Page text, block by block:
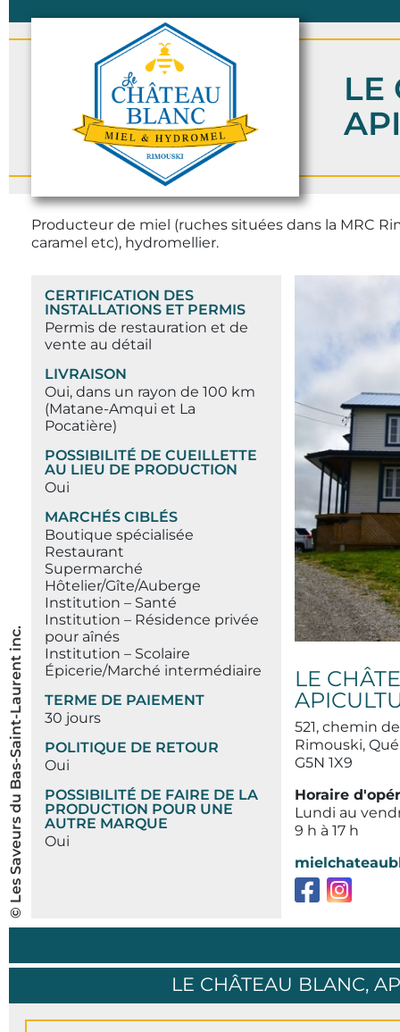
LE
Producteur de miel (ruches situées dans la MRC
caramel etc), hydromellier.
© Les Saveurs du Bas-Saint-Laurent inc.
CERTIFICATION DES
INSTALLATIONS ET PERMIS
Permis de restauration et de
vente au détail
LIVRAISON
Oui, dans un rayon de 100 km
(Matane-Amqui et La
Pocatière)
POSSIBILITÉ DE CUEILLETTE
AU LIEU DE PRODUCTION
Oui
MARCHÉS CIBLÉS
Boutique spécialisée
Restaurant
Supermarché
Hôtelier/Gîte/Auberge
Institution – Santé
Institution – Résidence privée
pour aînés
Institution – Scolaire
Épicerie/Marché intermédiaire
TERME DE PAIEMENT
30 jours
POLITIQUE DE RETOUR
Oui
POSSIBILITÉ DE FAIRE DE LA
PRODUCTION POUR UNE
AUTRE MARQUE
Oui
LE
521, chemin
Rimouski,
G5N 1X9
Horaire
Lundi au
9 h à 17 h
LE CHÂTEAU BLANC,